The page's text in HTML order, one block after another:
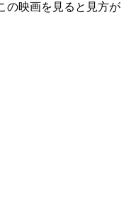
の映画を見ると見方が